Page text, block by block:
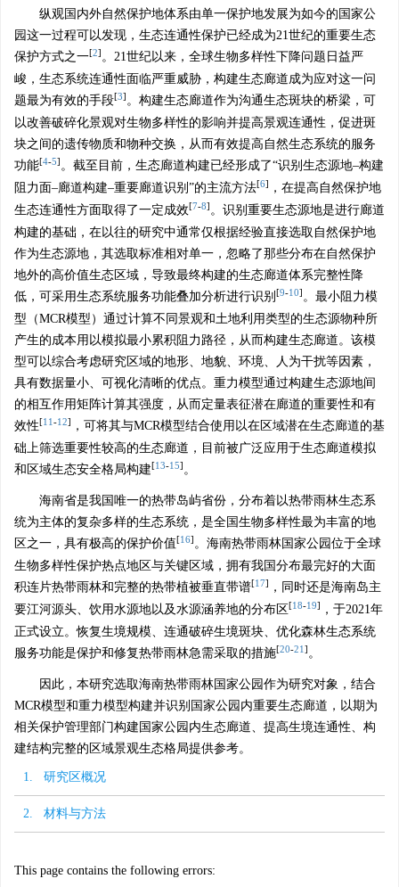
纵观国内外自然保护地体系由单一保护地发展为如今的国家公
园这一过程可以发现，生态连通性保护已经成为21世纪的重要生态
保护方式之一[2] 。21世纪以来，全球生物多样性下降问题日益严
峻，生态系统连通性面临严重威胁，构建生态廊道成为应对这一问
题最为有效的手段[3] 。构建生态廊道作为沟通生态斑块的桥梁，可
以改善破碎化景观对生物多样性的影响并提高景观连通性，促进斑
块之间的遗传物质和物种交换，从而有效提高自然生态系统的服务
功能[4-5] 。截至目前，生态廊道构建已经形成了“识别生态源地–构建
阻力面–廊道构建–重要廊道识别”的主流方法[6]
，在提高自然保护地
生态连通性方面取得了一定成效[7-8] 。识别重要生态源地是进行廊道
构建的基础，在以往的研究中通常仅根据经验直接选取自然保护地
作为生态源地，其选取标准相对单一，忽略了那些分布在自然保护
地外的高价值生态区域，导致最终构建的生态廊道体系完整性降
低，可采用生态系统服务功能叠加分析进行识别 [9-10] 。最小阻力模
型（MCR模型）通过计算不同景观和土地利用类型的生态源物种所
产生的成本用以模拟最小累积阻力路径，从而构建生态廊道。该模
型可以综合考虑研究区域的地形、地貌、环境、人为干扰等因素，
具有数据量小、可视化清晰的优点。重力模型通过构建生态源地间
的相互作用矩阵计算其强度，从而定量表征潜在廊道的重要性和有
效性[11 -12]
，可将其与MCR模型结合使用以在区域潜在生态廊道的基
础上筛选重要性较高的生态廊道，目前被广泛应用于生态廊道模拟
和区域生态安全格局构建[13-15] 。
海南省是我国唯一的热带岛屿省份，分布着以热带雨林生态系
统为主体的复杂多样的生态系统，是全国生物多样性最为丰富的地
区之一，具有极高的保护价值[16] 。海南热带雨林国家公园位于全球
生物多样性保护热点地区与关键区域，拥有我国分布最完好的大面
积连片热带雨林和完整的热带植被垂直带谱[17]
，同时还是海南岛主
要江河源头、饮用水源地以及水源涵养地的分布区 [18-19]
，于2021年
正式设立。恢复生境规模、连通破碎生境斑块、优化森林生态系统
服务功能是保护和修复热带雨林急需采取的措施[20-21 ] 。
因此，本研究选取海南热带雨林国家公园作为研究对象，结合
MCR模型和重力模型构建并识别国家公园内重要生态廊道，以期为
相关保护管理部门构建国家公园内生态廊道、提高生境连通性、构
建结构完整的区域景观生态格局提供参考。
1. 研究区概况
2. 材料与方法
This page contains the following errors: